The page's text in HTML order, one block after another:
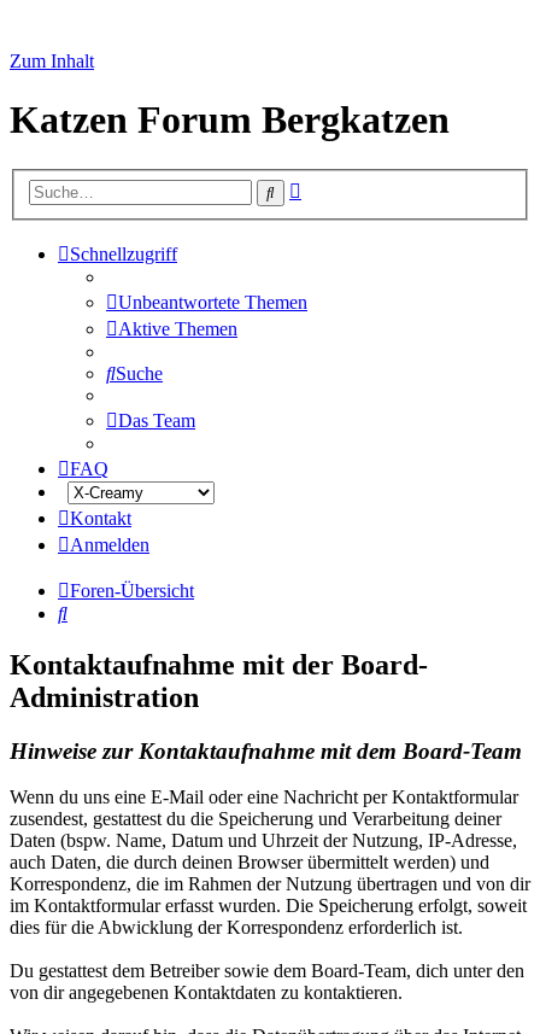
Zum Inhalt
Katzen Forum Bergkatzen
Suche
Schnellzugriff
Unbeantwortete Themen
Aktive Themen
Suche
Das Team
FAQ
Kontakt
Anmelden
Foren-Übersicht
Suche
Kontaktaufnahme mit der Board-
Administration
Hinweise zur Kontaktaufnahme mit dem Board-Team
Wenn du uns eine E-Mail oder eine Nachricht per Kontaktformular
zusendest, gestattest du die Speicherung und Verarbeitung deiner
Daten (bspw. Name, Datum und Uhrzeit der Nutzung, IP-Adresse,
auch Daten, die durch deinen Browser übermittelt werden) und
Korrespondenz, die im Rahmen der Nutzung übertragen und von dir
im Kontaktformular erfasst wurden. Die Speicherung erfolgt, soweit
dies für die Abwicklung der Korrespondenz erforderlich ist.
Du gestattest dem Betreiber sowie dem Board-Team, dich unter den
von dir angegebenen Kontaktdaten zu kontaktieren.